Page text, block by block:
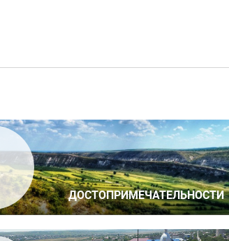
ДОСТОПРИМЕЧАТЕЛЬНОСТИ